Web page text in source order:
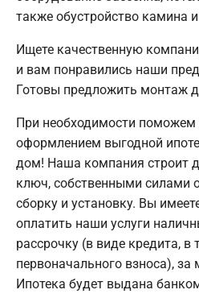
также обустройство камина
Ищете качественную
и вам понравились наши
Готовы предложить монтаж
При необходимости
оформлением выгодной
дом! Наша компания строит
ключ, собственными силами
сборку и установку. Вы
оплатить наши услуги
рассрочку (в виде кредита, в
первоначального взноса), за
Ипотека будет выдана